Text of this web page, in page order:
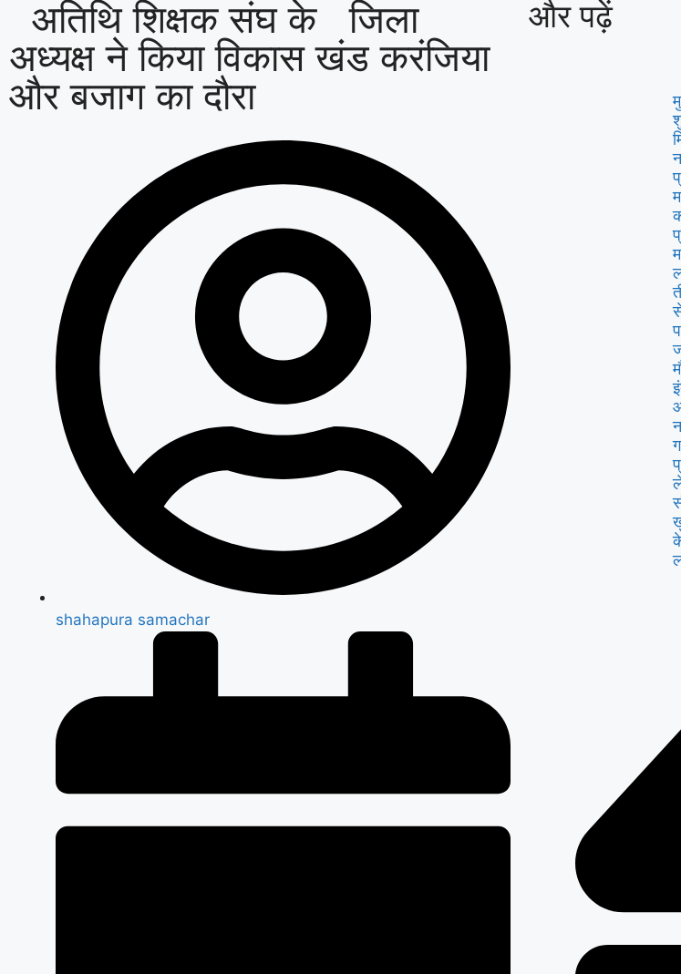
अतिथि शिक्षक संघ के जिला
अध्यक्ष ने किया विकास खंड करंजिया
और बजाग का दौरा
shahapura samachar
और पढ़ें